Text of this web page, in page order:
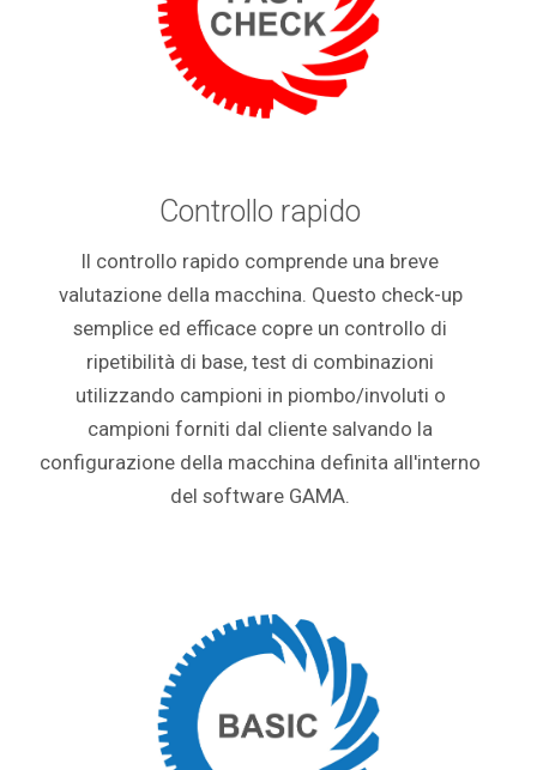
Controllo rapido
Il controllo rapido comprende una breve
valutazione della macchina. Questo check-up
semplice ed efficace copre un controllo di
ripetibilità di base, test di combinazioni
utilizzando campioni in piombo/involuti o
campioni forniti dal cliente salvando la
configurazione della macchina definita all'interno
del software GAMA.